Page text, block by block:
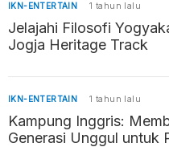
IKN-ENTERTAIN 1 tahun lalu
Jelajahi Filosofi
Jogja Heritage Track
IKN-ENTERTAIN 1 tahun lalu
Kampung Inggris:
Generasi Unggul untuk